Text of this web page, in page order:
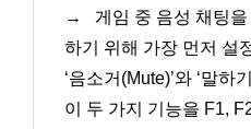
→
게임 중 음성 채팅
하기 위해 가장 먼저 설
‘음소거(Mute)’와 ‘말하
이 두 가지 기능을 F1,